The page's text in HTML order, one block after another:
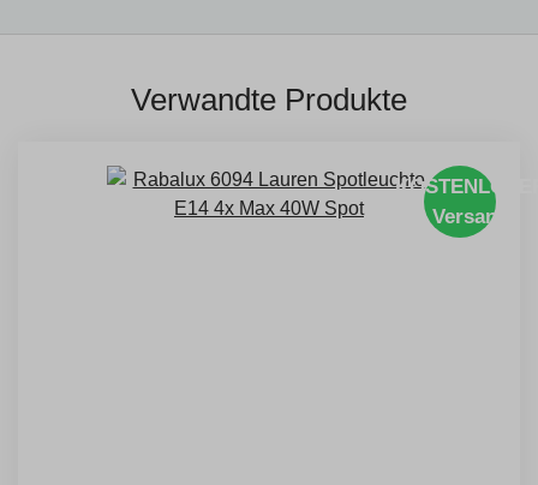
Verwandte Produkte
Versand